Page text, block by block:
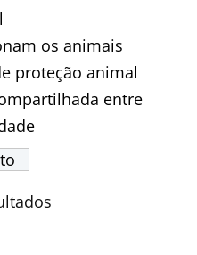
os animais
proteção animal
entre